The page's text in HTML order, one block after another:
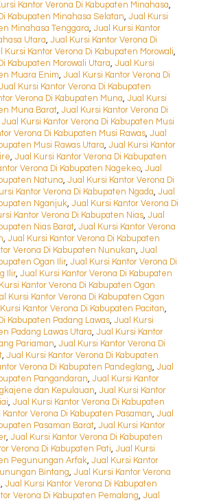
Kantor Verona Di Kabupaten Minahasa,
Kabupaten Minahasa Selatan, Jual Kursi
Minahasa Tenggara, Jual Kursi Kantor
Utara, Jual Kursi Kantor Verona Di
Kursi Kantor Verona Di Kabupaten Morowali,
Kabupaten Morowali Utara, Jual Kursi
Muara Enim, Jual Kursi Kantor Verona Di
Kursi Kantor Verona Di Kabupaten
Verona Di Kabupaten Muna, Jual Kursi
Muna Barat, Jual Kursi Kantor Verona Di
Jual Kursi Kantor Verona Di Kabupaten Musi
Verona Di Kabupaten Musi Rawas, Jual
Musi Rawas Utara, Jual Kursi Kantor
, Jual Kursi Kantor Verona Di Kabupaten
Verona Di Kabupaten Nagekeo, Jual
Natuna, Jual Kursi Kantor Verona Di
Kantor Verona Di Kabupaten Ngada, Jual
Nganjuk, Jual Kursi Kantor Verona Di
Kantor Verona Di Kabupaten Nias, Jual
Nias Barat, Jual Kursi Kantor Verona
, Jual Kursi Kantor Verona Di Kabupaten
Verona Di Kabupaten Nunukan, Jual
Ogan Ilir, Jual Kursi Kantor Verona Di
Ilir, Jual Kursi Kantor Verona Di Kabupaten
Kantor Verona Di Kabupaten Ogan
Kursi Kantor Verona Di Kabupaten Ogan
Kantor Verona Di Kabupaten Pacitan,
Kabupaten Padang Lawas, Jual Kursi
Padang Lawas Utara, Jual Kursi Kantor
Pariaman, Jual Kursi Kantor Verona Di
, Jual Kursi Kantor Verona Di Kabupaten
Verona Di Kabupaten Pandeglang, Jual
Pangandaran, Jual Kursi Kantor
dan Kepulauan, Jual Kursi Kantor
, Jual Kursi Kantor Verona Di Kabupaten
Verona Di Kabupaten Pasaman, Jual
Pasaman Barat, Jual Kursi Kantor
, Jual Kursi Kantor Verona Di Kabupaten
Verona Di Kabupaten Pati, Jual Kursi
Pegunungan Arfak, Jual Kursi Kantor
Bintang, Jual Kursi Kantor Verona
, Jual Kursi Kantor Verona Di Kabupaten
Verona Di Kabupaten Pemalang, Jual